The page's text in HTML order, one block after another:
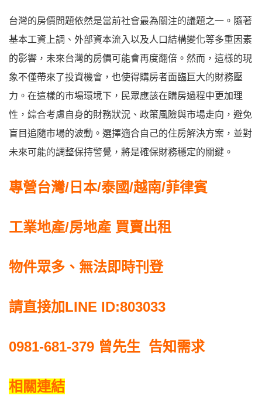
台灣的房價問題依然是當前社會最為關注的議題之一。隨著
基本工資上調、外部資本流入以及人口結構變化等多重因素
的影響，未來台灣的房價可能會再度翻倍。然而，這樣的現
象不僅帶來了投資機會，也使得購房者面臨巨大的財務壓
力。在這樣的市場環境下，民眾應該在購房過程中更加理
性，綜合考慮自身的財務狀況、政策風險與市場走向，避免
盲目追隨市場的波動。選擇適合自己的住房解決方案，並對
未來可能的調整保持警覺，將是確保財務穩定的關鍵。
專營台灣/日本/泰國/越南/菲律賓
工業地產/房地產 買賣出租
物件眾多、無法即時刊登
請直接加LINE ID:803033
0981-681-379 曾先生 告知需求
相關連結